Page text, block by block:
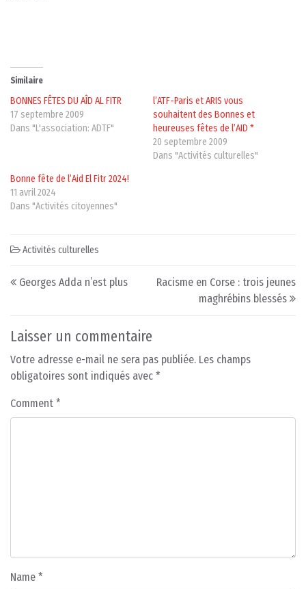
Similaire
BONNES FÊTES DU AÎD AL FITR
17 septembre 2009
Dans "L'association: ADTF"
l’ATF-Paris et ARIS vous
souhaitent des Bonnes et
heureuses fêtes de l’AID *
20 septembre 2009
Dans "Activités culturelles"
Bonne fête de l’Aid El Fitr 2024!
11 avril 2024
Dans "Activités citoyennes"
Activités culturelles
Post navigation
Georges Adda n’est plus
Racisme en Corse : trois jeunes
maghrébins blessés
Laisser un commentaire
Votre adresse e-mail ne sera pas publiée. Les champs
obligatoires sont indiqués avec *
Comment *
Name *